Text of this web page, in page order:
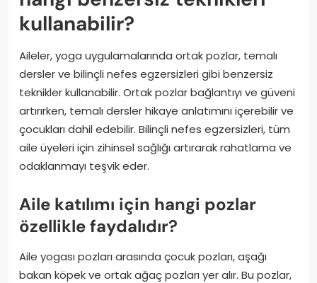
kullanabilir?
Aileler, yoga uygulamalarında ortak pozlar, temalı
dersler ve bilinçli nefes egzersizleri gibi benzersiz
teknikler kullanabilir. Ortak pozlar bağlantıyı ve güveni
artırırken, temalı dersler hikaye anlatımını içerebilir ve
çocukları dahil edebilir. Bilinçli nefes egzersizleri, tüm
aile üyeleri için zihinsel sağlığı artırarak rahatlama ve
odaklanmayı teşvik eder.
Aile katılımı için hangi pozlar
özellikle faydalıdır?
Aile yogası pozları arasında çocuk pozları, aşağı
bakan köpek ve ortak ağaç pozları yer alır. Bu pozlar,